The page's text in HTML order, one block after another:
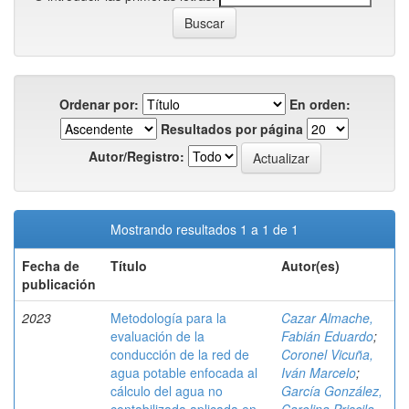
Ordenar por:
En orden:
Resultados por página
Autor/Registro:
Mostrando resultados 1 a 1 de 1
Fecha de
publicación
Título Autor(es)
2023
Metodología para la
evaluación de la
conducción de la red de
agua potable enfocada al
cálculo del agua no
Cazar Almache,
Fabián Eduardo;
Coronel Vicuña,
Iván Marcelo;
García González,